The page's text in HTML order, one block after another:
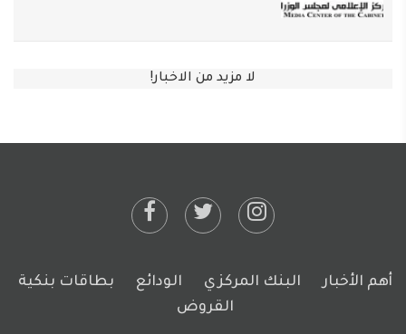
لا مزيد من الاخبار!
أهم الأخبار البنك المركزي الودائع
بطاقات بنكية
القروض